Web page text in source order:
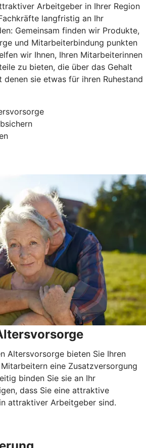
Arbeitgeber in Ihrer Region
langfristig an Ihr
Gemeinsam finden wir Produkte,
und Mitarbeiterbindung punkten
wir Ihnen, Ihren Mitarbeiterinnen
zu bieten, die über das Gehalt
denen sie etwas für ihren Ruhestand
Altersvorsorge bieten Sie Ihren
eine Zusatzversorgung
binden Sie sie an Ihr
dass Sie eine attraktive
attraktiver Arbeitgeber sind.